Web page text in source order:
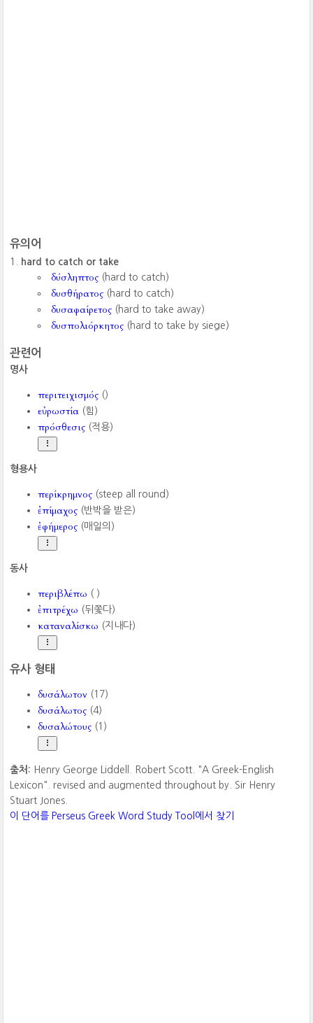
유의어
hard to catch or take
δύσληπτος (hard to catch)
δυσθήρατος (hard to catch)
δυσαφαίρετος (hard to take away)
δυσπολιόρκητος (hard to take by siege)
관련어
명사
περιτειχισμός ()
εὐρωστία (힘)
πρόσθεσις (적용)
형용사
περίκρημνος (steep all round)
ἐπίμαχος (반박을 받은)
ἐφήμερος (매일의)
동사
περιβλέπω ( )
ἐπιτρέχω (뒤쫓다)
καταναλίσκω (지내다)
유사 형태
δυσάλωτον (17)
δυσάλωτος (4)
δυσαλώτους (1)
출처: Henry George Liddell. Robert Scott. "A Greek-English
Lexicon". revised and augmented throughout by. Sir Henry
Stuart Jones.
이 단어를 Perseus Greek Word Study Tool에서 찾기